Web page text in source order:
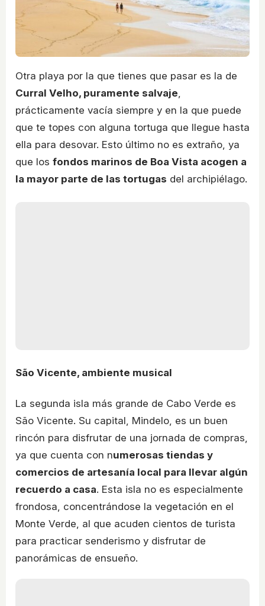
Otra playa por la que tienes que pasar es la de
Curral Velho, puramente salvaje,
prácticamente vacía siempre y en la que puede
que te topes con alguna tortuga que llegue hasta
ella para desovar. Esto último no es extraño, ya
que los fondos marinos de Boa Vista acogen a
la mayor parte de las tortugas del archipiélago.
São Vicente, ambiente musical
La segunda isla más grande de Cabo Verde es
São Vicente. Su capital, Mindelo, es un buen
rincón para disfrutar de una jornada de compras,
ya que cuenta con numerosas tiendas y
comercios de artesanía local para llevar algún
recuerdo a casa. Esta isla no es especialmente
frondosa, concentrándose la vegetación en el
Monte Verde, al que acuden cientos de turista
para practicar senderismo y disfrutar de
panorámicas de ensueño.